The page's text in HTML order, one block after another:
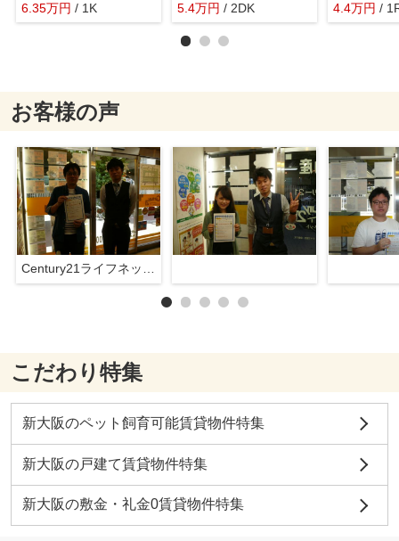
6.35万円 / 1K
5.4万円 / 2DK
4.4万円 /
お客様の声
こだわり特集
新大阪のペット飼育可能賃貸物件特集
新大阪の戸建て賃貸物件特集
新大阪の敷金・礼金0賃貸物件特集